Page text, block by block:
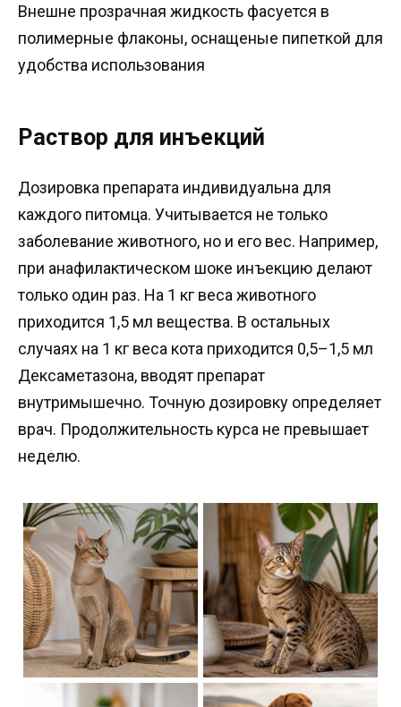
Внешне прозрачная жидкость фасуется в
полимерные флаконы, оснащеные пипеткой для
удобства использования
Раствор для инъекций
Дозировка препарата индивидуальна для
каждого питомца. Учитывается не только
заболевание животного, но и его вес. Например,
при анафилактическом шоке инъекцию делают
только один раз. На 1 кг веса животного
приходится 1,5 мл вещества. В остальных
случаях на 1 кг веса кота приходится 0,5–1,5 мл
Дексаметазона, вводят препарат
внутримышечно. Точную дозировку определяет
врач. Продолжительность курса не превышает
неделю.